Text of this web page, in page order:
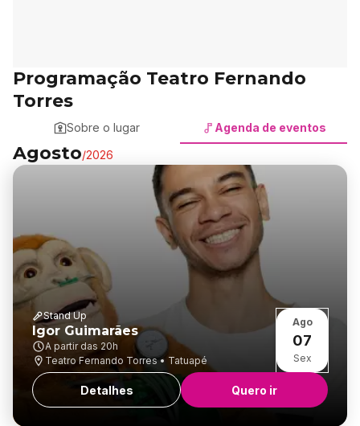
Programação Teatro Fernando
Torres
Sobre o lugar Agenda de eventos
Agosto/2026
Stand Up
Igor Guimarães
A partir das 20h
Teatro Fernando Torres • Tatuapé
Ago
07
Sex
Detalhes Quero ir